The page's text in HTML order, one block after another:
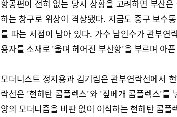
항공편이 전혀 없는 당시 상황을 고려하면 부산
하는 창구로 위상이 격상됐다. 지금도 중구 보수
를 파는 서점이 남아 있다. 가수 남인수가 관부연
용자를 소재로 '울며 헤어진 부산항'을 부르며 아
모더니스트 정지용과 김기림은 관부연락선에서
락선은 '현해탄 콤플렉스'와 '짚베개 콤플렉스'를
양의 모더니즘을 비판 없이 이식하는 현해탄 콤